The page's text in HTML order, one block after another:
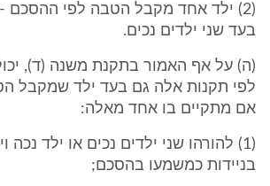
(2) ילד אחד מקבל הטבה לפי ההסכם
בעד שני ילדים נכים.
(ה) על אף האמור בתקנת משנה (ד),
לפי תקנות אלה גם בעד ילד שמקבל
אם מתקיים בו אחד מאלה:
(1) להורהו שני ילדים נכים או ילד נכה
בניידות כמשמעו בהסכם;